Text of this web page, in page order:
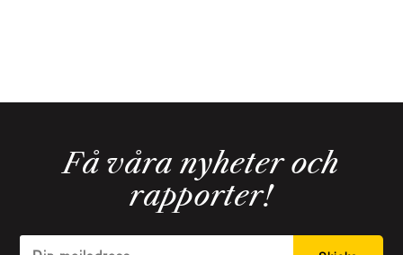
Få våra nyheter och
rapporter!